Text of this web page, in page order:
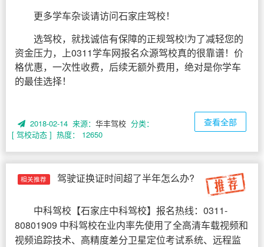
更多学车杂谈请访问石家庄驾校！
选驾校，就找诚信有保障的正规驾校!为了减轻您的
资金压力，上0311学车网报名众源驾校真的很靠谱！价
格优惠，一次性收费，后续无额外费用，绝对是你学车
的最佳选择！
2018-02-14 来源：华丰驾校 分类：
[ 驾校动态 ] 热度： 12650
查看全部
相关推荐 驾驶证换证时间超了半年怎么办?
中科驾校 【石家庄中科驾校】报名热线：0311-
80801909 中科驾校在业内率先使用了全高清车载视频和
视频追踪技术、高精度差分卫星定位考试系统、远程监